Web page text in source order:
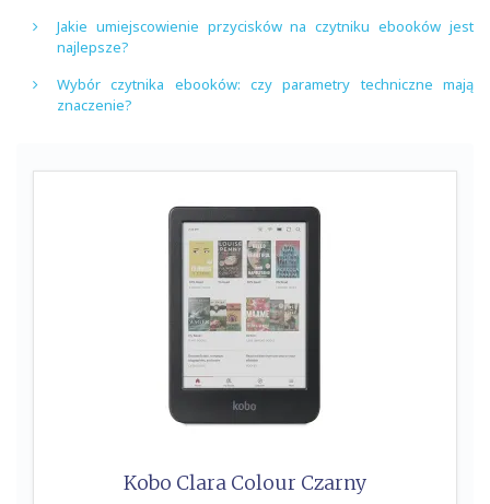
Jakie umiejscowienie przycisków na czytniku ebooków jest
najlepsze?
Wybór czytnika ebooków: czy parametry techniczne mają
znaczenie?
Kobo Clara Colour Czarny